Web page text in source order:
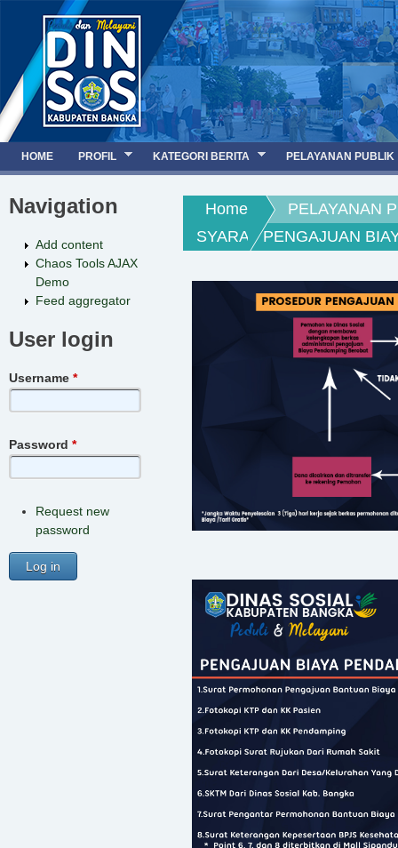
Jump to navigation
You are here
Home
PELAYANAN
SYARAT PENGAJUAN
HOME PROFIL KATEGORI BERITA PELAYANAN PUBLIK
Navigation
Add content
Chaos Tools AJAX
Demo
Feed aggregator
User login
Username *
Password *
Request new
password